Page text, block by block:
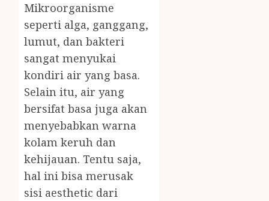
Mikroorganisme
seperti alga, ganggang,
lumut, dan bakteri
sangat menyukai
kondiri air yang basa.
Selain itu, air yang
bersifat basa juga akan
menyebabkan warna
kolam keruh dan
kehijauan. Tentu saja,
hal ini bisa merusak
sisi aesthetic dari